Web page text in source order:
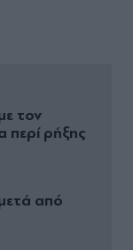
τον
περί ρήξης
από